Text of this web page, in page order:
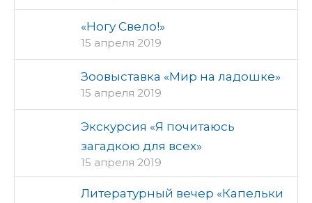
«Ногу Свело!»
15 апреля 2019
Зоовыставка «Мир на ладошке»
15 апреля 2019
Экскурсия «Я почитаюсь
загадкою для всех»
15 апреля 2019
Литературный вечер «Капельки